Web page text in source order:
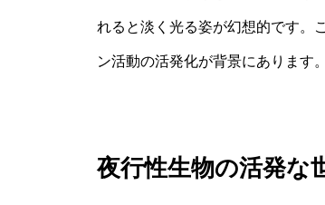
れると淡く光る姿が幻想的です。
ン活動の活発化が背景にあります
夜行性生物の活発な